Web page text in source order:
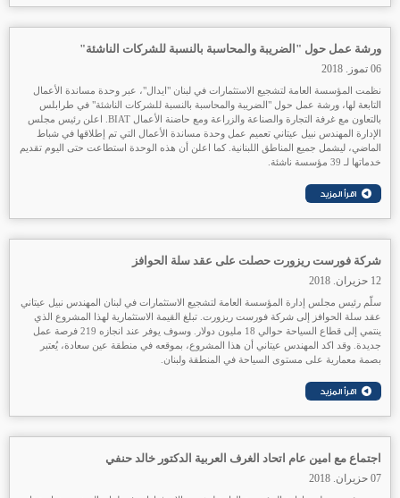
ورشة عمل حول "الضريبة والمحاسبة بالنسبة للشركات الناشئة"
06 تموز. 2018
نظمت المؤسسة العامة لتشجيع الاستثمارات في لبنان "ايدال"، عبر وحدة مساندة الأعمال
التابعة لها، ورشة عمل حول "الضريبة والمحاسبة بالنسبة للشركات الناشئة" في طرابلس
بالتعاون مع غرفة التجارة والصناعة والزراعة ومع حاضنة الأعمال BIAT. اعلن رئيس مجلس
الإدارة المهندس نبيل عيتاني تعميم عمل وحدة مساندة الأعمال التي تم إطلاقها في شباط
الماضي، ليشمل جميع المناطق اللبنانية. كما اعلن أن هذه الوحدة استطاعت حتى اليوم تقديم
خدماتها لـ 39 مؤسسة ناشئة.
شركة فورست ريزورت حصلت على عقد سلة الحوافز
12 حزيران. 2018
سلّم رئيس مجلس إدارة المؤسسة العامة لتشجيع الاستثمارات في لبنان المهندس نبيل عيتاني
عقد سلة الحوافز إلى شركة فورست ريزورت. تبلغ القيمة الاستثمارية لهذا المشروع الذي
ينتمي إلى قطاع السياحة حوالي 18 مليون دولار. وسوف يوفر عند انجازه 219 فرصة عمل
جديدة. وقد اكد المهندس عيتاني أن هذا المشروع، بموقعه في منطقة عين سعادة، يُعتبر
بصمة معمارية على مستوى السياحة في المنطقة ولبنان.
اجتماع مع امين عام اتحاد الغرف العربية الدكتور خالد حنفي
07 حزيران. 2018